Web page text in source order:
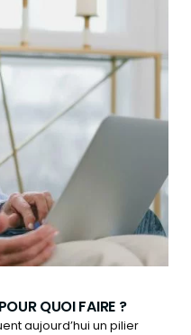
QUOI FAIRE ?
aujourd’hui un pilier